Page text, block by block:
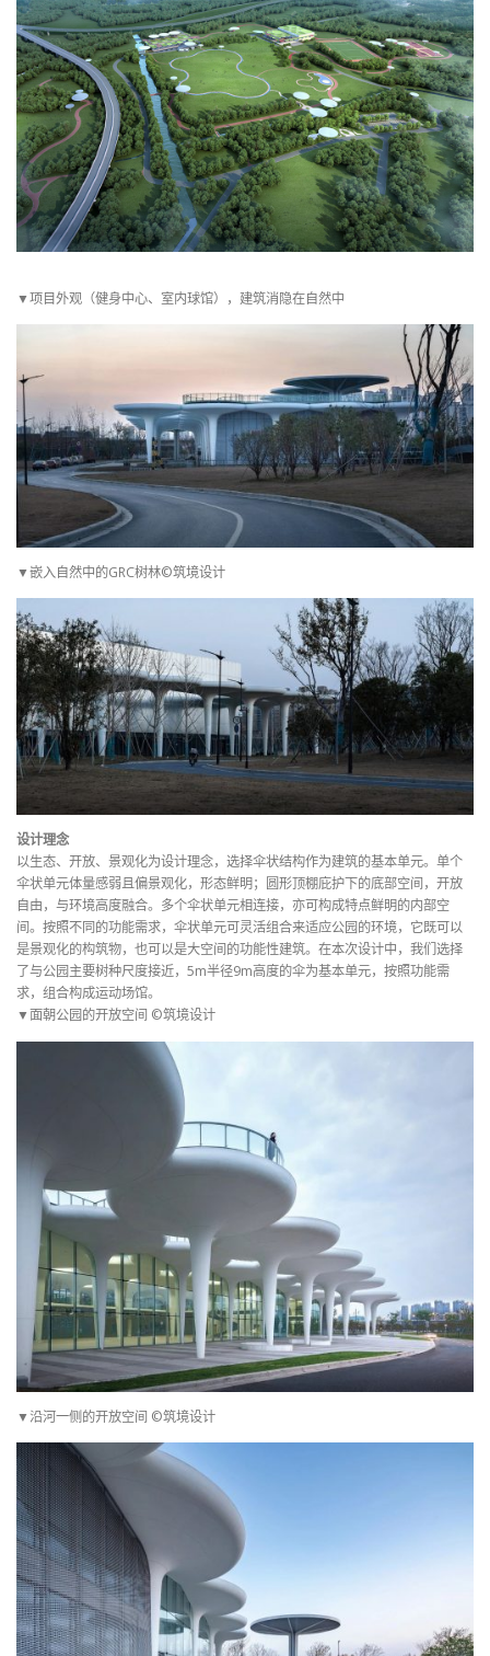
▼项目外观（健身中心、室内球馆），建筑消隐在自然中
▼嵌入自然中的GRC树林©筑境设计
设计理念
以生态、开放、景观化为设计理念，选择伞状结构作为建筑的基本单元。单个
伞状单元体量感弱且偏景观化，形态鲜明；圆形顶棚庇护下的底部空间，开放
自由，与环境高度融合。多个伞状单元相连接，亦可构成特点鲜明的内部空
间。按照不同的功能需求，伞状单元可灵活组合来适应公园的环境，它既可以
是景观化的构筑物，也可以是大空间的功能性建筑。在本次设计中，我们选择
了与公园主要树种尺度接近，5m半径9m高度的伞为基本单元，按照功能需
求，组合构成运动场馆。
▼面朝公园的开放空间 ©筑境设计
▼沿河一侧的开放空间 ©筑境设计